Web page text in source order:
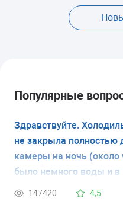
Популярные
Здравствуйте.
не закрыла полностью
камеры на ночь (около
было немного воды и в
совсем немного шубы
147420 4,5